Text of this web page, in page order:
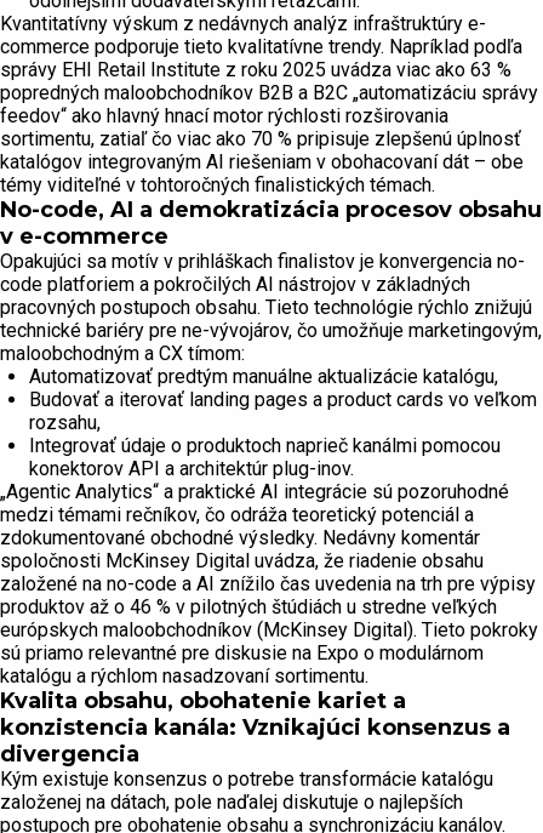
Kvantitatívny výskum z nedávnych analýz infraštruktúry e-
commerce podporuje tieto kvalitatívne trendy. Napríklad podľa
správy EHI Retail Institute z roku 2025 uvádza viac ako 63 %
popredných maloobchodníkov B2B a B2C „automatizáciu správy
feedov“ ako hlavný hnací motor rýchlosti rozširovania
sortimentu, zatiaľ čo viac ako 70 % pripisuje zlepšenú úplnosť
katalógov integrovaným AI riešeniam v obohacovaní dát – obe
témy viditeľné v tohtoročných finalistických témach.
No-code, AI a demokratizácia procesov obsahu
v e-commerce
Opakujúci sa motív v prihláškach finalistov je konvergencia no-
code platforiem a pokročilých AI nástrojov v základných
pracovných postupoch obsahu. Tieto technológie rýchlo znižujú
technické bariéry pre ne-vývojárov, čo umožňuje marketingovým,
maloobchodným a CX tímom:
Automatizovať predtým manuálne aktualizácie katalógu,
Budovať a iterovať landing pages a product cards vo veľkom
rozsahu,
Integrovať údaje o produktoch naprieč kanálmi pomocou
konektorov API a architektúr plug-inov.
„Agentic Analytics“ a praktické AI integrácie sú pozoruhodné
medzi témami rečníkov, čo odráža teoretický potenciál a
zdokumentované obchodné výsledky. Nedávny komentár
spoločnosti McKinsey Digital uvádza, že riadenie obsahu
založené na no-code a AI znížilo čas uvedenia na trh pre výpisy
produktov až o 46 % v pilotných štúdiách u stredne veľkých
európskych maloobchodníkov (McKinsey Digital). Tieto pokroky
sú priamo relevantné pre diskusie na Expo o modulárnom
katalógu a rýchlom nasadzovaní sortimentu.
Kvalita obsahu, obohatenie kariet a
konzistencia kanála: Vznikajúci konsenzus a
divergencia
Kým existuje konsenzus o potrebe transformácie katalógu
založenej na dátach, pole naďalej diskutuje o najlepších
postupoch pre obohatenie obsahu a synchronizáciu kanálov.